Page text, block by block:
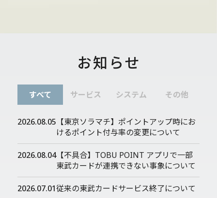
お知らせ
すべて サービス システム その他
2026.08.05 【東京ソラマチ】ポイントアップ時にお
けるポイント付与率の変更について
2026.08.04【不具合】TOBU POINT アプリで一部
東武カードが連携できない事象について
2026.07.01従来の東武カードサービス終了について